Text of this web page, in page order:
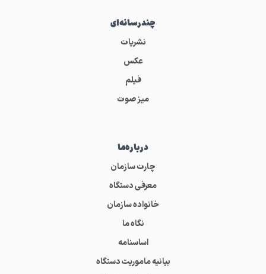
چندرسانه‌ای
نشریات
عکس
فیلم
میز صوت
درباره‌ما
چارت سازمان
معرفی دستگاه
خانواده سازمان
نگاه ما
اساسنامه
بیانیه ماموریت دستگاه